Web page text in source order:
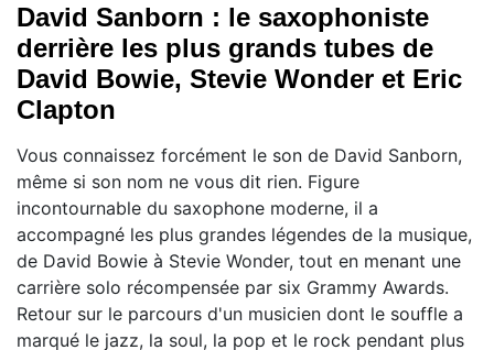
David Sanborn : le saxophoniste
derrière les plus grands tubes de
David Bowie, Stevie Wonder et Eric
Clapton
Vous connaissez forcément le son de David Sanborn,
même si son nom ne vous dit rien. Figure
incontournable du saxophone moderne, il a
accompagné les plus grandes légendes de la musique,
de David Bowie à Stevie Wonder, tout en menant une
carrière solo récompensée par six Grammy Awards.
Retour sur le parcours d'un musicien dont le souffle a
marqué le jazz, la soul, la pop et le rock pendant plus